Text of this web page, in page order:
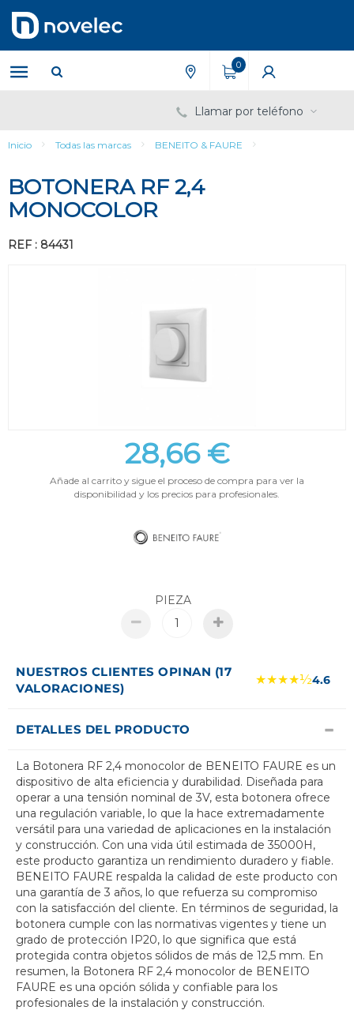
contenido
menú
de
navegación
0
Llamar por teléfono
Inicio Todas las marcas BENEITO & FAURE
BOTONERA RF 2,4
MONOCOLOR
REF : 84431
28,66 €
Añade al carrito y sigue el proceso de compra para ver la
disponibilidad y los precios para profesionales.
PIEZA
NUESTROS CLIENTES OPINAN (17
VALORACIONES)
★★★★½4.6
DETALLES DEL PRODUCTO
La Botonera RF 2,4 monocolor de BENEITO FAURE es un
dispositivo de alta eficiencia y durabilidad. Diseñada para
operar a una tensión nominal de 3V, esta botonera ofrece
una regulación variable, lo que la hace extremadamente
versátil para una variedad de aplicaciones en la instalación
y construcción. Con una vida útil estimada de 35000H,
este producto garantiza un rendimiento duradero y fiable.
BENEITO FAURE respalda la calidad de este producto con
una garantía de 3 años, lo que refuerza su compromiso
con la satisfacción del cliente. En términos de seguridad, la
botonera cumple con las normativas vigentes y tiene un
grado de protección IP20, lo que significa que está
protegida contra objetos sólidos de más de 12,5 mm. En
resumen, la Botonera RF 2,4 monocolor de BENEITO
FAURE es una opción sólida y confiable para los
profesionales de la instalación y construcción.